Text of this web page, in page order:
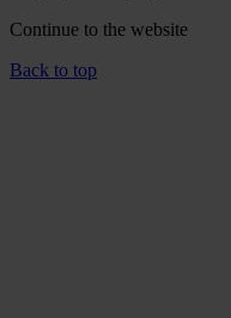
Continue to the website
Back to top